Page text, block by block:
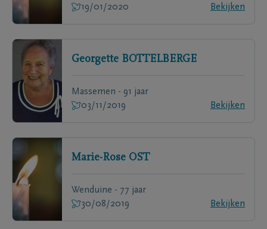
19/01/2020
Bekijken
Georgette BOTTELBERGE
Massemen - 91 jaar
03/11/2019
Bekijken
Marie-Rose OST
Wenduine - 77 jaar
30/08/2019
Bekijken